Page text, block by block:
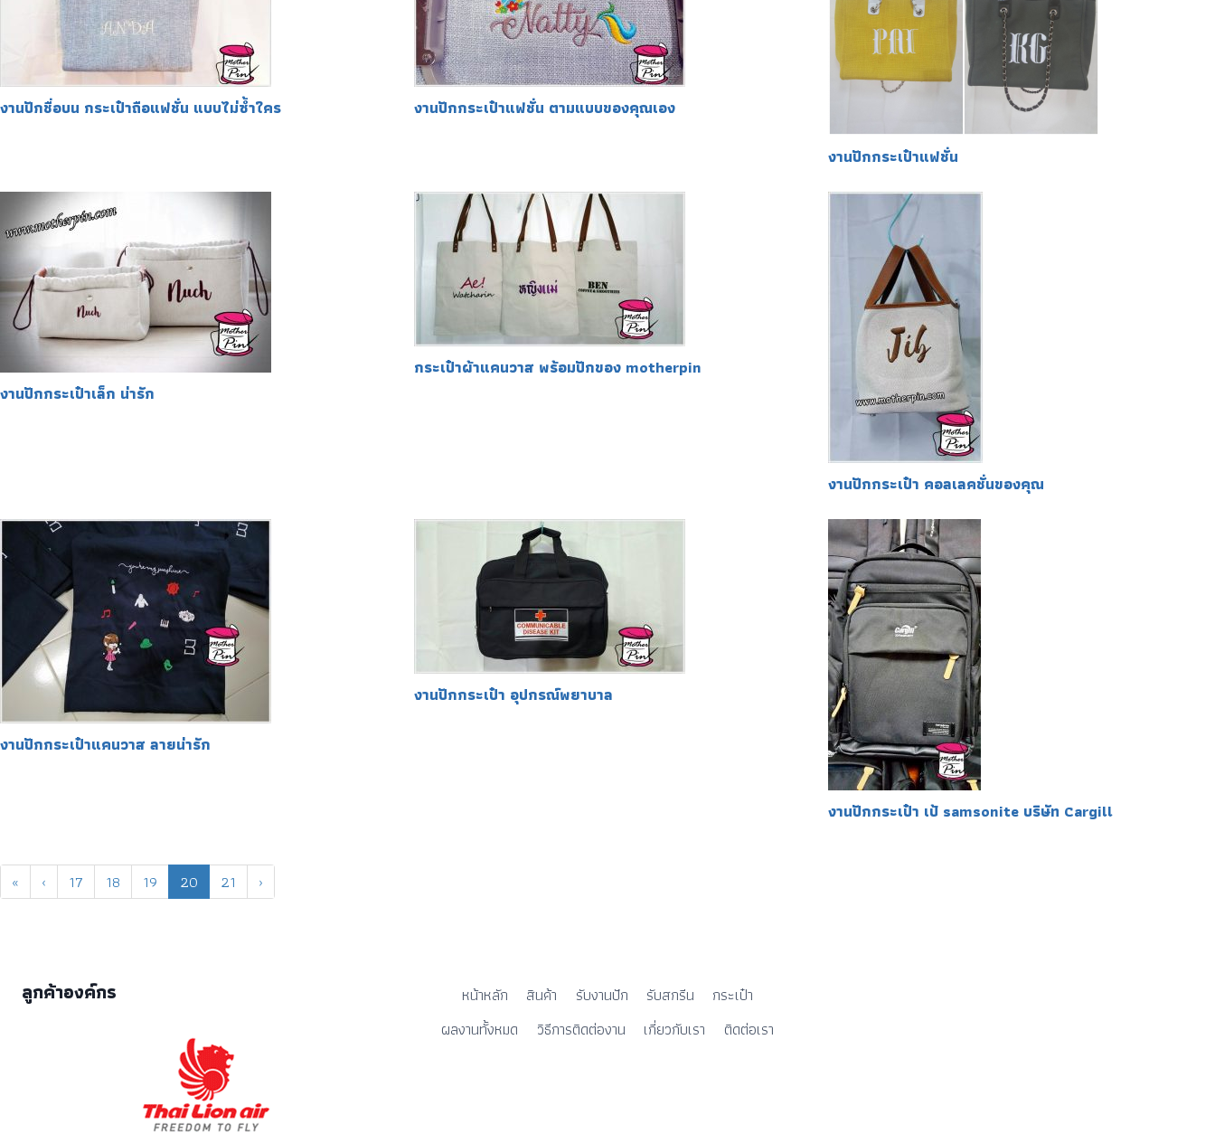
งานปักชื่อบน กระเป๋าถือแฟชั่น แบบไม่ซ้ำใคร
งานปักกระเป๋าแฟชั่น ตามแบบของคุณเอง
งานปักกระเป๋าแฟชั่น
งานปักกระเป๋าเล็ก น่ารัก
กระเป๋าผ้าแคนวาส พร้อมปักของ motherpin
งานปักกระเป๋า คอลเลคชั่นของคุณ
งานปักกระเป๋าแคนวาส ลายน่ารัก
งานปักกระเป๋า อุปกรณ์พยาบาล
งานปักกระเป๋า เป้ samsonite บริษัท Cargill
« ‹ 17 18 19 20 21 ›
ลูกค้าองค์กร หน้าหลัก สินค้า รับงานปัก รับสกรีน
กระเป๋า
ผลงานทั้งหมด
วิธีการติดต่องาน เกี่ยวกับเรา ติดต่อเรา